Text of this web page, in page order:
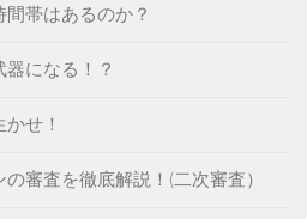
帯はあるのか？
になる！？
せ！
審査を徹底解説！(二次審査）